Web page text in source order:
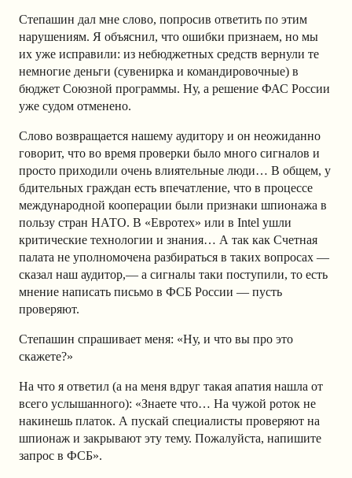
Степашин дал мне слово, попросив ответить по этим
нарушениям. Я объяснил, что ошибки признаем, но мы
их уже исправили: из небюджетных средств вернули те
немногие деньги (сувенирка и командировочные) в
бюджет Союзной программы. Ну, а решение ФАС России
уже судом отменено.
Слово возвращается нашему аудитору и он неожиданно
говорит, что во время проверки было много сигналов и
просто приходили очень влиятельные люди… В общем, у
бдительных граждан есть впечатление, что в процессе
международной кооперации были признаки шпионажа в
пользу стран НАТО. В «Евротех» или в Intel ушли
критические технологии и знания… А так как Счетная
палата не уполномочена разбираться в таких вопросах —
сказал наш аудитор,— а сигналы таки поступили, то есть
мнение написать письмо в ФСБ России — пусть
проверяют.
Степашин спрашивает меня: «Ну, и что вы про это
скажете?»
На что я ответил (а на меня вдруг такая апатия нашла от
всего услышанного): «Знаете что… На чужой роток не
накинешь платок. А пускай специалисты проверяют на
шпионаж и закрывают эту тему. Пожалуйста, напишите
запрос в ФСБ».